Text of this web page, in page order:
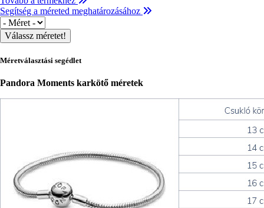
Segítség a méreted meghatározásához
Méret
Méretválasztási segédlet
Pandora Moments karkötő méretek